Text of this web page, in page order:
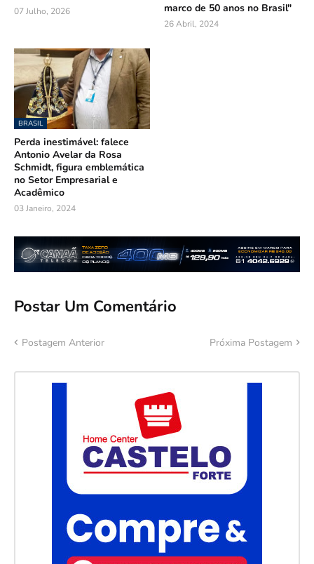
07 Julho, 2026
marco de 50 anos no Brasil"
26 Abril, 2024
BRASIL
Perda inestimável: falece
Antonio Avelar da Rosa
Schmidt, figura emblemática
no Setor Empresarial e
Acadêmico
03 Janeiro, 2024
Postar Um Comentário
Postagem Anterior Próxima Postagem